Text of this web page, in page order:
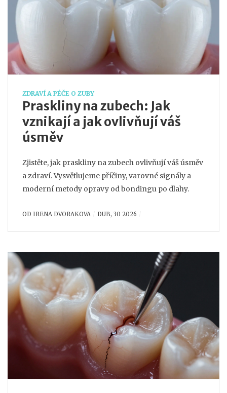
ZDRAVÍ A PÉČE O ZUBY
Praskliny na zubech: Jak
vznikají a jak ovlivňují váš
úsměv
Zjistěte, jak praskliny na zubech ovlivňují váš úsměv
a zdraví. Vysvětlujeme příčiny, varovné signály a
moderní metody opravy od bondingu po dlahy.
OD IRENA DVORAKOVA DUB, 30 2026